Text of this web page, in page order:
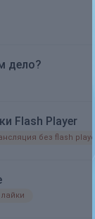
дело?
Flash Player
без flash player
лайки